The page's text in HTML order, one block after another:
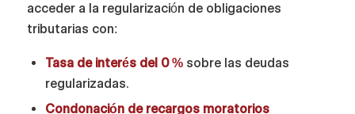
acceder a la regularización de obligaciones
tributarias con:
Tasa de interés del 0 %sobre las deudas
regularizadas.
Condonación de recargos moratorios